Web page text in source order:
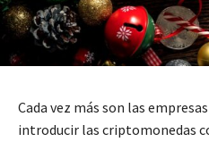
Cada vez más son las
introducir las criptomonedas